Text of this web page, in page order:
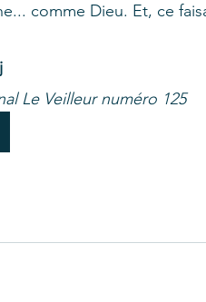
comme Dieu. Et, ce
Le Veilleur numéro 125